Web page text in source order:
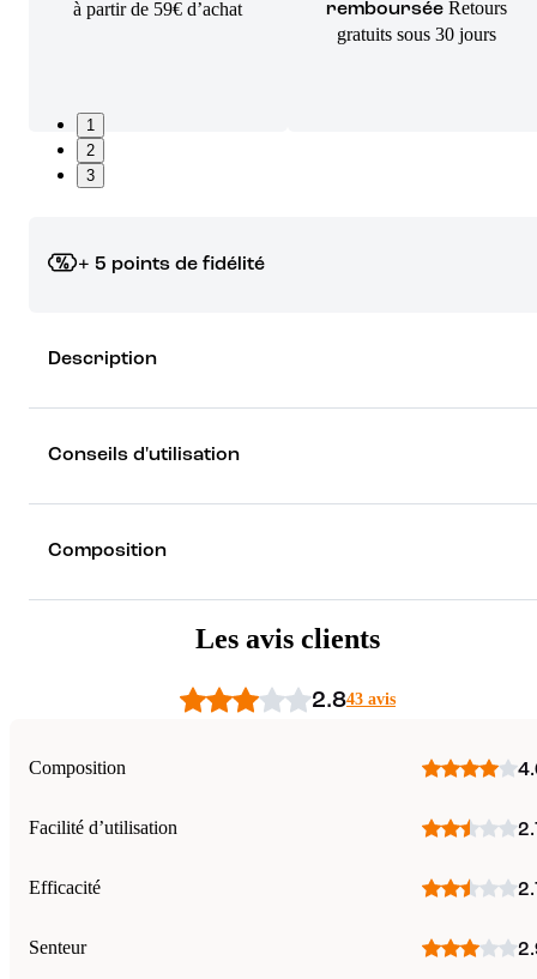
à partir de 59€ d’achat remboursée Retours
gratuits sous 30 jours
1
2
3
+ 5 points de fidélité
rêver !
Découvrez les récompenses
Description
Conseils d'utilisation
Composition
Les avis clients
2.843 avis
Composition
Facilité d’utilisation
Efficacité
Senteur